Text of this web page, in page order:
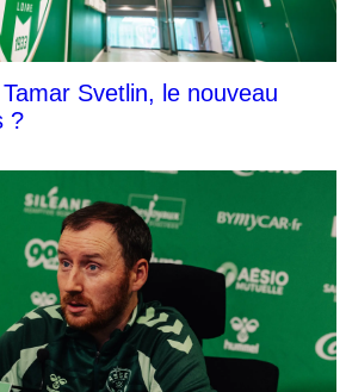
Svetlin, le nouveau
?